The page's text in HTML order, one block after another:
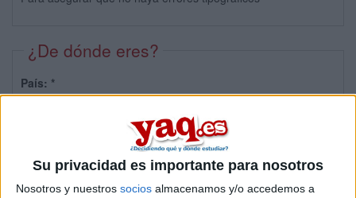
Su privacidad es importante para nosotros
Nosotros y nuestros socios almacenamos y/o accedemos a
¿De dónde eres?
País: *